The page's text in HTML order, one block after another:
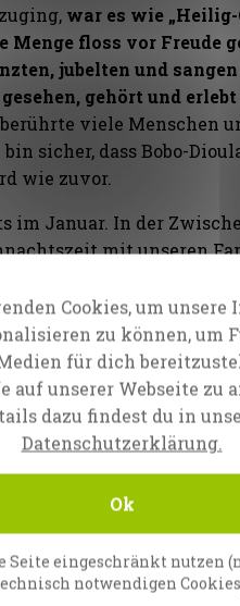
war es wie
Menge floss vor Freude
jubelten und
gehört und
viele Menschen
sicher, dass Bobo-
wie zuvor.
im Januar. In der
mit unseren
sehen wir auf ein Jahr
Statistik ist noch
knapp 2 Millionen
auf unseren CfaN-
solch ein erstaunlicher
zu so vielen
Unterstützung nicht
mit dir in dieser
− mit Evangelist
frohes Weihnachtsfest
Segnungen Gottes.
Cookies, um unsere
zu können, um
für dich
auf unserer Webseite zu
dazu findest du in
Datenschutzerklärung.
Ok
Seite eingeschränkt nutzen
notwendigen